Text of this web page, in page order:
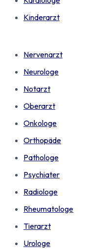
Kinderarzt
Nervenarzt
Neurologe
Notarzt
Oberarzt
Onkologe
Orthopäde
Pathologe
Psychiater
Radiologe
Rheumatologe
Tierarzt
Urologe